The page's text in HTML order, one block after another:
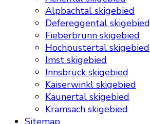
Alpbachtal skigebied
Defereggental skigebied
Fieberbrunn skigebied
Hochpustertal skigebied
Imst skigebied
Innsbruck skigebied
Kaiserwinkl skigebied
Kaunertal skigebied
Kramsach skigebied
Sitemap